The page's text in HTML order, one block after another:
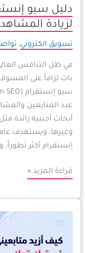
لزيادة
تسويق الكتروني,
في ظل التنافس
بات لزاماً على
عدد المتابعين
إنستقرام أكثر
قراءة المزيد »
متابعيني